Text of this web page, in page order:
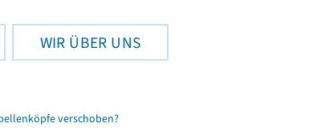
WIR ÜBER UNS
verschoben?